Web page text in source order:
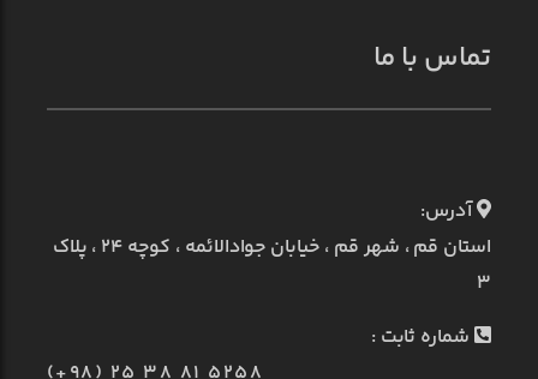
تماس با ما
آدرس:
استان قم ، شهر قم ، خیابان جوادالائمه ، کوچه ۲۴ ، پلاک
۳
شماره ثابت :